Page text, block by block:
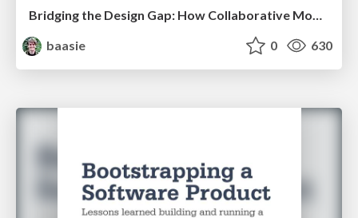
baasie
0 630